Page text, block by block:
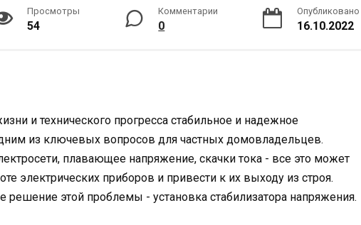
Просмотры
54
Комментарии
0
Опубликовано
16.10.2022
и технического прогресса стабильное и надежное
из ключевых вопросов для частных домовладельцев.
плавающее напряжение, скачки тока - все это может
электрических приборов и привести к их выходу из строя.
решение этой проблемы - установка стабилизатора напряжения.